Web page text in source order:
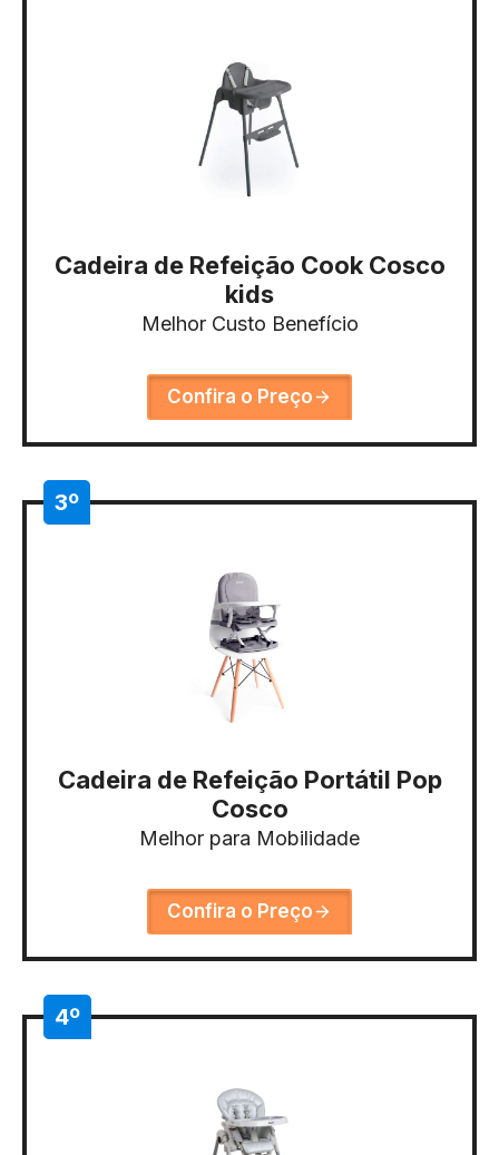
Cadeira de Refeição Cook Cosco
kids
Melhor Custo Benefício
Confira o Preço
3º
Cadeira de Refeição Portátil Pop
Cosco
Melhor para Mobilidade
Confira o Preço
4º